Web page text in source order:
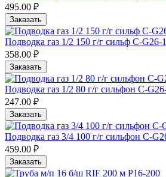
495.00 ₽
Заказать
Подводка газ 1/2 150 г/г сильф C-
358.00 ₽
Заказать
Подводка газ 1/2 80 г/г сильфон C-
247.00 ₽
Заказать
Подводка газ 3/4 100 г/г сильфон C-
459.00 ₽
Заказать